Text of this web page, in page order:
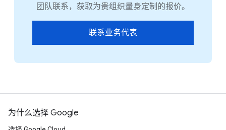
团队联系，获取为贵组织量身定制的报价。
联系业务代表
为什么选择 Google